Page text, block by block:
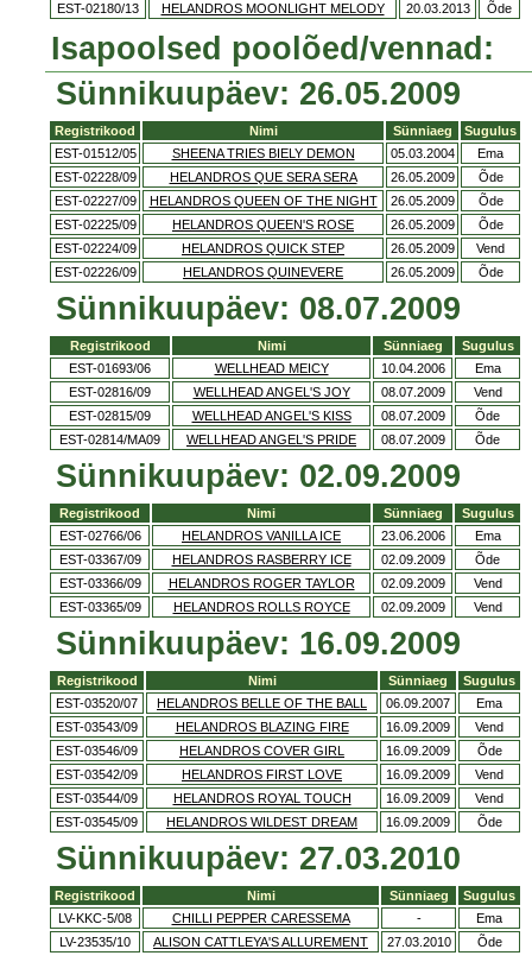
EST-02180/13
HELANDROS MOONLIGHT MELODY 20.03.2013 Õde
Isapoolsed poolõed/vennad:
Sünnikuupäev: 26.05.2009
Registrikood Nimi Sünniaeg
Sugulus
EST-01512/05
SHEENA TRIES BIELY DEMON 05.03.2004
Ema
EST-02228/09
HELANDROS QUE SERA SERA 26.05.2009
Õde
EST-02227/09
HELANDROS QUEEN OF THE NIGHT 26.05.2009
Õde
EST-02225/09
HELANDROS QUEEN'S ROSE 26.05.2009
Õde
EST-02224/09
HELANDROS QUICK STEP 26.05.2009
Vend
EST-02226/09
HELANDROS QUINEVERE 26.05.2009 Õde
Sünnikuupäev: 08.07.2009
Registrikood Nimi Sünniaeg
Sugulus
EST-01693/06
WELLHEAD MEICY 10.04.2006
Ema
EST-02816/09
WELLHEAD ANGEL'S JOY 08.07.2009
Vend
EST-02815/09
WELLHEAD ANGEL'S KISS 08.07.2009
Õde
EST-02814/MA09
WELLHEAD ANGEL'S PRIDE 08.07.2009 Õde
Sünnikuupäev: 02.09.2009
Registrikood Nimi Sünniaeg
Sugulus
EST-02766/06
HELANDROS VANILLA ICE 23.06.2006
Ema
EST-03367/09
HELANDROS RASBERRY ICE 02.09.2009
Õde
EST-03366/09
HELANDROS ROGER TAYLOR 02.09.2009
Vend
EST-03365/09
HELANDROS ROLLS ROYCE 02.09.2009 Vend
Sünnikuupäev: 16.09.2009
Registrikood Nimi Sünniaeg
Sugulus
EST-03520/07
HELANDROS BELLE OF THE BALL 06.09.2007
Ema
EST-03543/09
HELANDROS BLAZING FIRE 16.09.2009
Vend
EST-03546/09
HELANDROS COVER GIRL 16.09.2009
Õde
EST-03542/09
HELANDROS FIRST LOVE 16.09.2009
Vend
EST-03544/09
HELANDROS ROYAL TOUCH 16.09.2009
Vend
EST-03545/09
HELANDROS WILDEST DREAM 16.09.2009 Õde
Sünnikuupäev: 27.03.2010
Registrikood Nimi Sünniaeg
Sugulus
LV-KKC-5/08
CHILLI PEPPER CARESSEMA -
Ema
LV-23535/10
ALISON CATTLEYA'S ALLUREMENT 27.03.2010 Õde